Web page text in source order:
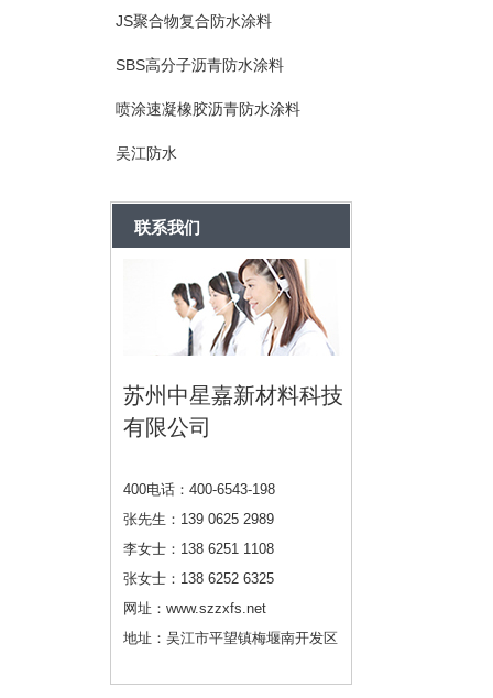
JS聚合物复合防水涂料
SBS高分子沥青防水涂料
喷涂速凝橡胶沥青防水涂料
吴江防水
联系我们
苏州中星嘉新材料科技
有限公司
400电话：400-6543-198
张先生：139 0625 2989
李女士：138 6251 1108
张女士：138 6252 6325
网址：www.szzxfs.net
地址：吴江市平望镇梅堰南开发区